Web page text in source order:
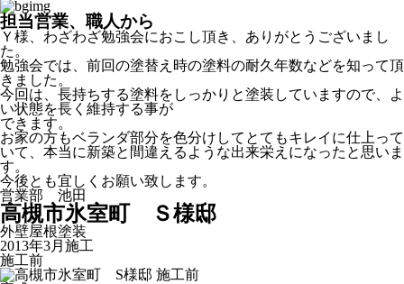
担当営業、職人から
Ｙ様、わざわざ勉強会におこし頂き、ありがとうございまし
た。
勉強会では、前回の塗替え時の塗料の耐久年数などを知って頂
きました。
今回は、長持ちする塗料をしっかりと塗装していますので、よ
い状態を長く維持する事が
できます。
お家の方もベランダ部分を色分けしてとてもキレイに仕上って
いて、本当に新築と間違えるような出来栄えになったと思いま
す。
今後とも宜しくお願い致します。
営業部 池田
高槻市氷室町 Ｓ様邸
外壁屋根塗装
2013年3月施工
施工前